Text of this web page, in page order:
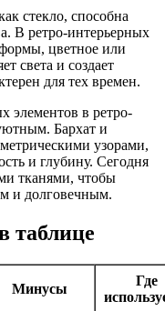
стекло, способна
В ретро-интерьерных
цветное или
света и создает
для тех времен.
элементов в ретро-
Бархат и
узорами,
и глубину. Сегодня
тканями, чтобы
и долговечным.
таблице
Минусы
Где